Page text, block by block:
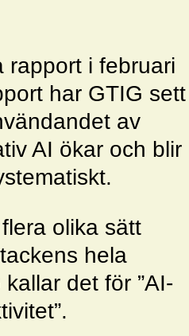
rapport i februari
har GTIG sett
av
AI ökar och blir
olika sätt
hela
det för ”AI-